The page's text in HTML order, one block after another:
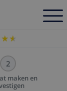
2
maken en